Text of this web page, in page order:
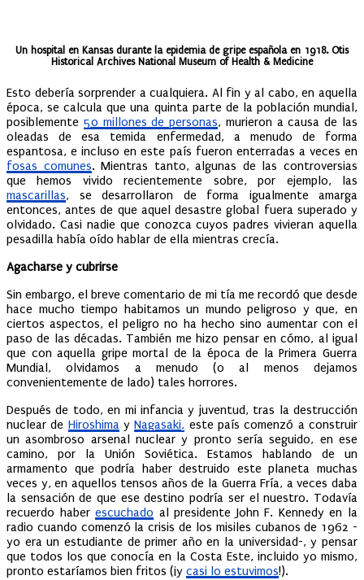
Un hospital en Kansas durante la epidemia de gripe española en 1918. Otis
Historical Archives National Museum of Health & Medicine
Esto debería sorprender a cualquiera. Al fin y al cabo, en aquella
época, se calcula que una quinta parte de la población mundial,
posiblemente 50 millones de personas, murieron a causa de las
oleadas de esa temida enfermedad, a menudo de forma
espantosa, e incluso en este país fueron enterradas a veces en
fosas comunes. Mientras tanto, algunas de las controversias
que hemos vivido recientemente sobre, por ejemplo, las
mascarillas, se desarrollaron de forma igualmente amarga
entonces, antes de que aquel desastre global fuera superado y
olvidado. Casi nadie que conozca cuyos padres vivieran aquella
pesadilla había oído hablar de ella mientras crecía.
Agacharse y cubrirse
Sin embargo, el breve comentario de mi tía me recordó que desde
hace mucho tiempo habitamos un mundo peligroso y que, en
ciertos aspectos, el peligro no ha hecho sino aumentar con el
paso de las décadas. También me hizo pensar en cómo, al igual
que con aquella gripe mortal de la época de la Primera Guerra
Mundial, olvidamos a menudo (o al menos dejamos
convenientemente de lado) tales horrores.
Después de todo, en mi infancia y juventud, tras la destrucción
nuclear de HiroshimayNagasaki, este país comenzó a construir
un asombroso arsenal nuclear y pronto sería seguido, en ese
camino, por la Unión Soviética. Estamos hablando de un
armamento que podría haber destruido este planeta muchas
veces y, en aquellos tensos años de la Guerra Fría, a veces daba
la sensación de que ese destino podría ser el nuestro. Todavía
recuerdo haberescuchado al presidente John F. Kennedy en la
radio cuando comenzó la crisis de los misiles cubanos de 1962 -
yo era un estudiante de primer año en la universidad-, y pensar
que todos los que conocía en la Costa Este, incluido yo mismo,
pronto estaríamos bien fritos (¡y casi lo estuvimos!).